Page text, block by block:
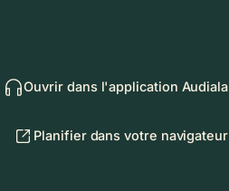
Ouvrir dans l'application Audiala
Planifier dans votre navigateur